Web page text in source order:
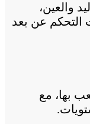
والعين،
التحكم عن بعد
بها، مع